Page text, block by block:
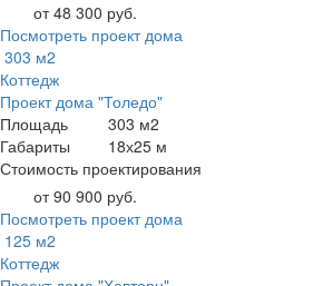
от 48 300 руб.
Посмотреть проект дома
303 м2
Коттедж
Проект дома "Толедо"
Площадь
303 м2
Габариты
18х25 м
Стоимость проектирования
от 90 900 руб.
Посмотреть проект дома
125 м2
Коттедж